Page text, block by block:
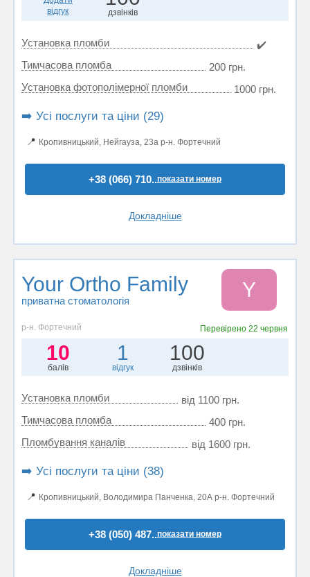
відгук
дзвінків
Установка пломби
✔️
Тимчасова пломба
200 грн.
Установка фотополімерної пломби
1000 грн.
➡️ Усі послуги та ціни (29)
📍 Кропивницький, Нейгауза, 23а р-н. Фортечний
+38 (066) 710..показати номер
Докладніше
Your Ortho Family
приватна стоматологія Y
р-н. Фортечний Перевірено22 червня
10
балів
1
відгук
100
дзвінків
Установка пломби
від 1100 грн.
Тимчасова пломба
400 грн.
Пломбування каналів
від 1600 грн.
➡️ Усі послуги та ціни (38)
📍 Кропивницький, Володимира Панченка, 20А р-н. Фортечний
+38 (050) 487..показати номер
Докладніше